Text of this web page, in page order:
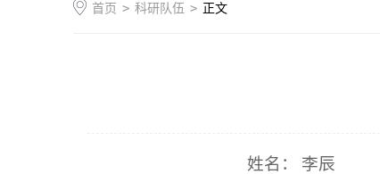
首页 > 科研队伍 > 正文
姓名：
李辰